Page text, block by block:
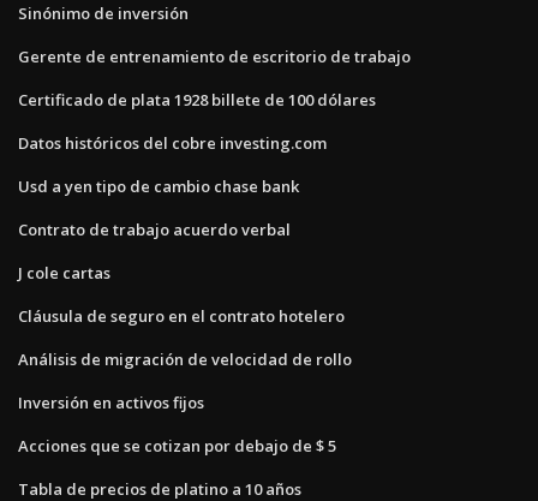
Sinónimo de inversión
Gerente de entrenamiento de escritorio de trabajo
Certificado de plata 1928 billete de 100 dólares
Datos históricos del cobre investing.com
Usd a yen tipo de cambio chase bank
Contrato de trabajo acuerdo verbal
J cole cartas
Cláusula de seguro en el contrato hotelero
Análisis de migración de velocidad de rollo
Inversión en activos fijos
Acciones que se cotizan por debajo de $ 5
Tabla de precios de platino a 10 años